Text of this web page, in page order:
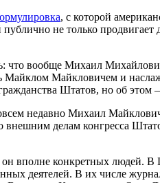
, с которой
не только
что вообще Михаил
Майклом Майкловичем и
Штатов, но об этом
недавно Михаил
делам конгресса
он вполне конкретных людей. В
деятелей. В их числе